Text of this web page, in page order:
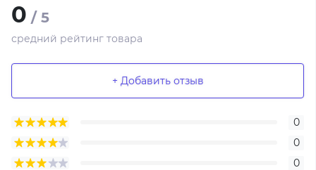
0 / 5
средний рейтинг товара
+ Добавить отзыв
0
0
0